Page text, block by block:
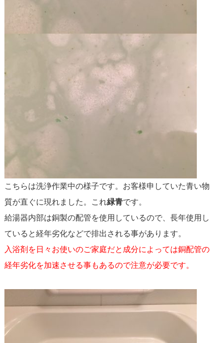
こちらは洗浄作業中の様子です。お客様申していた青い物
質が直ぐに現れました。これ緑青です。
給湯器内部は銅製の配管を使用しているので、長年使用し
ていると経年劣化などで排出される事があります。
入浴剤を日々お使いのご家庭だと成分によっては銅配管の
経年劣化を加速させる事もあるので注意が必要です。